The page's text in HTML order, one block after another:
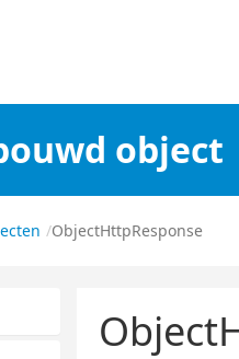
object
ObjectHttpResponse